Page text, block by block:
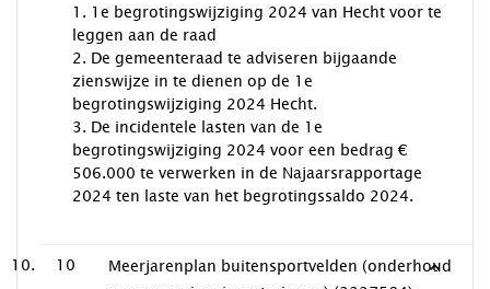
1. 1e begrotingswijziging 2024 van Hecht voor te
leggen aan de raad
2. De gemeenteraad te adviseren bijgaande
zienswijze in te dienen op de 1e
begrotingswijziging 2024 Hecht.
3. De incidentele lasten van de 1e
begrotingswijziging 2024 voor een bedrag €
506.000 te verwerken in de Najaarsrapportage
2024 ten laste van het begrotingssaldo 2024.
10
Meerjarenplan buitensportvelden (onderhoud